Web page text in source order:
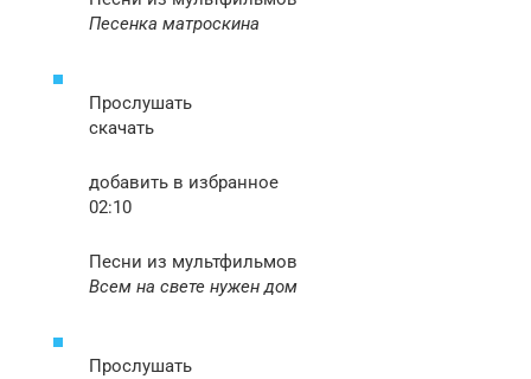
Песенка матроскина
Прослушать
скачать
добавить в избранное
02:10
Песни из мультфильмов
Всем на свете нужен дом
Прослушать